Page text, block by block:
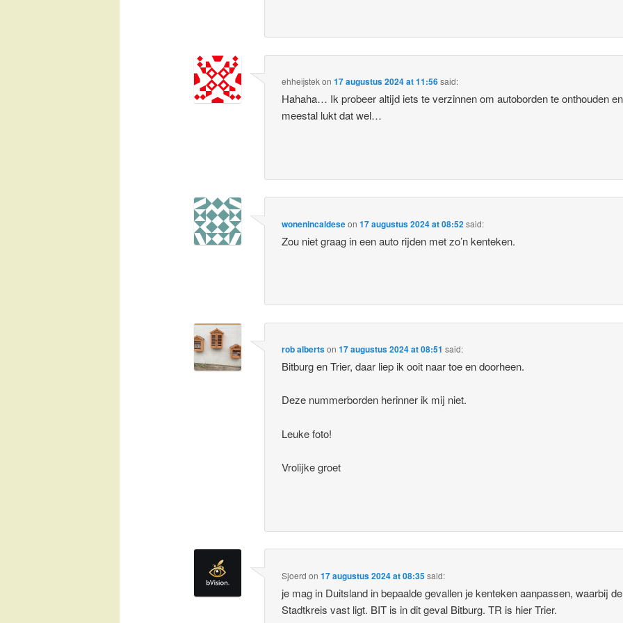
ehheijstekon17 augustus 2024 at 11:56said:
Hahaha… Ik probeer altijd iets te verzinnen om autoborden te onthouden en
meestal lukt dat wel…
wonenincaldeseon17 augustus 2024 at 08:52said:
Zou niet graag in een auto rijden met zo’n kenteken.
rob albertson17 augustus 2024 at 08:51 said:
Bitburg en Trier, daar liep ik ooit naar toe en doorheen.
Deze nummerborden herinner ik mij niet.
Leuke foto!
Vrolijke groet
Sjoerd on17 augustus 2024 at 08:35said:
je mag in Duitsland in bepaalde gevallen je kenteken aanpassen, waarbij de
Stadtkreis vast ligt. BIT is in dit geval Bitburg. TR is hier Trier.